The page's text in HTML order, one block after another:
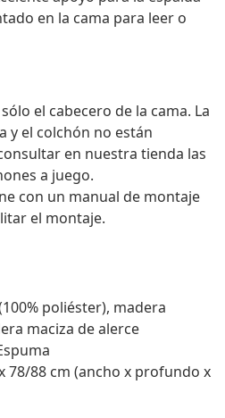
en la cama para leer o
el cabecero de la cama. La
y el colchón no están
en nuestra tienda las
a juego.
con un manual de montaje
el montaje.
poliéster), madera
maciza de alerce
78/88 cm (ancho x profundo x